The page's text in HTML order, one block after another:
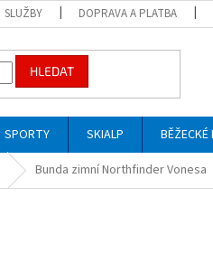
SLUŽBY DOPRAVA A PLATBA
HLEDAT
SPORTY SKIALP BĚŽECKÉ
Bunda zimní Northfinder Vonesa